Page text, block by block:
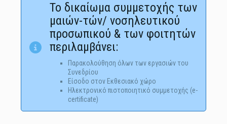
Το δικαίωμα συμμετοχής των
μαιών-τών/ νοσηλευτικού
προσωπικού & των φοιτητών
περιλαμβάνει:
Παρακολούθηση όλων των εργασιών του
Συνεδρίου
Είσοδο στον Εκθεσιακό χώρο
Ηλεκτρονικό πιστοποιητικό συμμετοχής (e-
certificate)